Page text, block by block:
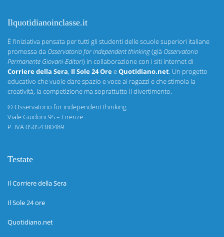
Ilquotidianoinclasse.it
È l’iniziativa pensata per tutti gli studenti delle scuole superiori italiane
promossa da Osservatorio for independent thinking(già Osservatorio
Permanente Giovani-Editori) in collaborazione con i siti internet di
Corriere della Sera, Il Sole 24 OreeQuotidiano.net. Un progetto
educativo che vuole dare spazio e voce ai ragazzi e che stimola la
creatività, la competizione ma soprattutto il divertimento.
©Osservatorio for independent thinking
Viale Guidoni 95 – Firenze
P. IVA 05054380489
Testate
Il Corriere della Sera
Il Sole 24 ore
Quotidiano.net